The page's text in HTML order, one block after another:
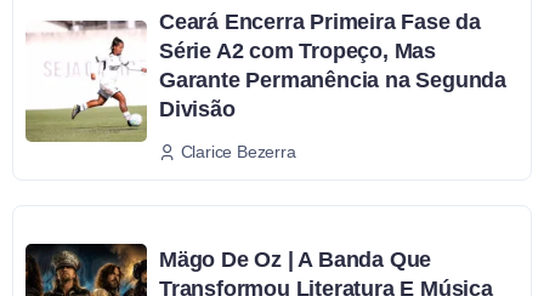
Ceará Encerra Primeira Fase da
Série A2 com Tropeço, Mas
Garante Permanência na Segunda
Divisão
Clarice Bezerra
Mägo De Oz | A Banda Que
Transformou Literatura E Música